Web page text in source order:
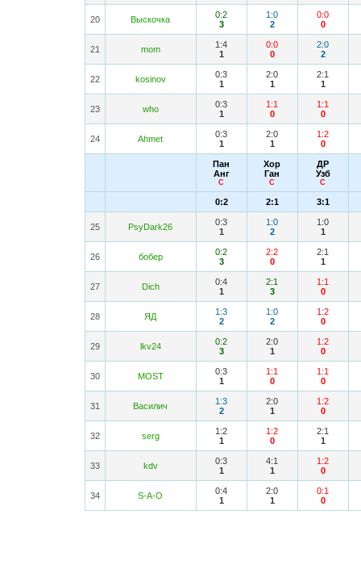
20 Выскочка
0:2
3
1:0
2
0:0
0
21 mom
1:4
1
0:0
0
2:0
2
22 kosinov
0:3
1
2:0
1
2:1
1
23 who
0:3
1
1:1
0
1:1
0
24 Ahmet
0:3
1
2:0
1
1:2
0
Пан
Анг
С
Хор
Ган
С
ДР
Узб
С
0:2 2:1 3:1
25 PsyDark26
0:3
1
1:0
2
1:0
1
26 бобер
0:2
3
2:2
0
2:1
1
27 Dich
0:4
1
2:1
3
1:1
0
28 ЯД
1:3
2
1:0
2
1:2
0
29 lkv24
0:2
3
2:0
1
1:2
0
30 MOST
0:3
1
1:1
0
1:1
0
31 Василич
1:3
2
2:0
1
1:2
0
32 serg
1:2
1
1:2
0
2:1
1
33 kdv
0:3
1
4:1
1
1:2
0
34 S-A-O
0:4
1
2:0
1
0:1
0